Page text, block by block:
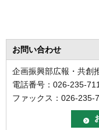
お問い合わせ
企画振興部広報・共創
電話番号：026-235-
ファックス：026-235-